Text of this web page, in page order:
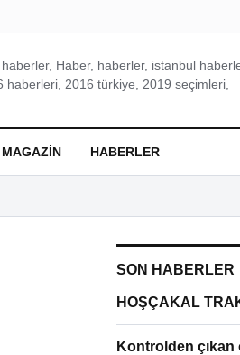
Haber, haberler, istanbul
2016 türkiye, 2019 seçimleri,
MAGAZIN HABERLER
SON HABERLER
HOŞÇAKAL
Kontrolden